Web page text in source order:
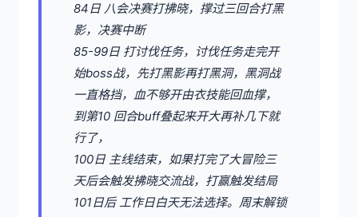
84日 八会决赛打拂晓，撑过三回合打黑
影，决赛中断
85-99日 打讨伐任务，讨伐任务走完开
始boss战，先打黑影再打黑洞，黑洞战
一直格挡，血不够开由衣技能回血撑，
到第10 回合buff叠起来开大再补几下就
行了，
100日 主线结束，如果打完了大冒险三
天后会触发拂晓交流战，打赢触发结局
101日后 工作日白天无法选择。周末解锁